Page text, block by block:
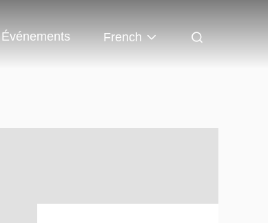
Événements French